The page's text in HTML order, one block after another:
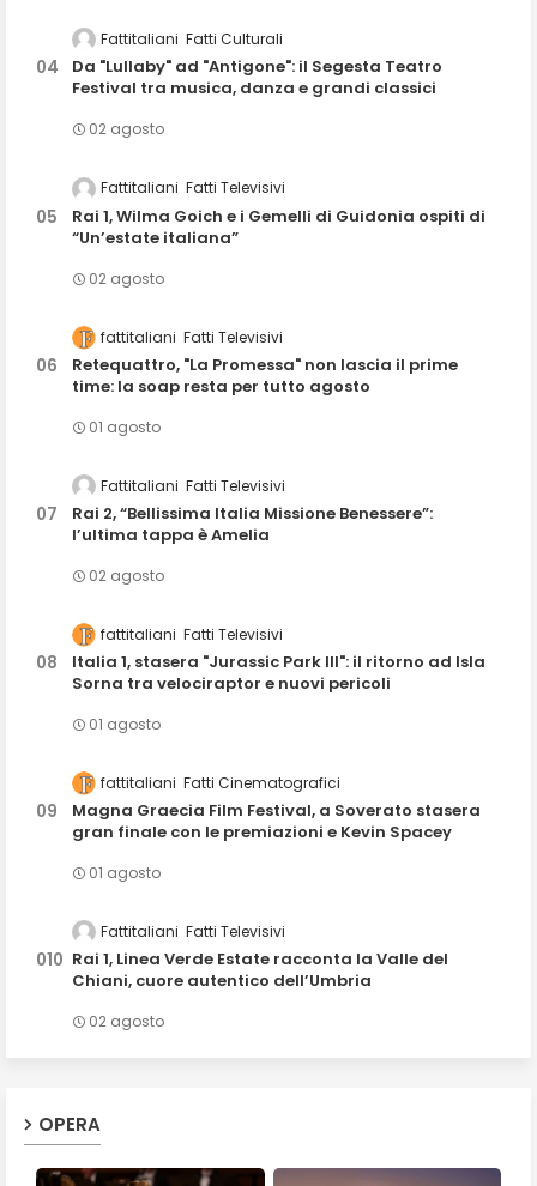
Fattitaliani Fatti Culturali
Da "Lullaby" ad "Antigone": il Segesta Teatro
Festival tra musica, danza e grandi classici
02 agosto
Fattitaliani Fatti Televisivi
Rai 1, Wilma Goich e i Gemelli di Guidonia ospiti di
“Un’estate italiana”
02 agosto
fattitaliani Fatti Televisivi
Retequattro, "La Promessa" non lascia il prime
time: la soap resta per tutto agosto
01 agosto
Fattitaliani Fatti Televisivi
Rai 2, “Bellissima Italia Missione Benessere”:
l’ultima tappa è Amelia
02 agosto
fattitaliani Fatti Televisivi
Italia 1, stasera "Jurassic Park III": il ritorno ad Isla
Sorna tra velociraptor e nuovi pericoli
01 agosto
fattitaliani Fatti Cinematografici
Magna Graecia Film Festival, a Soverato stasera
gran finale con le premiazioni e Kevin Spacey
01 agosto
Fattitaliani Fatti Televisivi
Rai 1, Linea Verde Estate racconta la Valle del
Chiani, cuore autentico dell’Umbria
02 agosto
OPERA